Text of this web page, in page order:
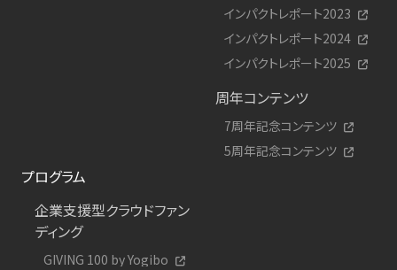
インパクトレポート2023
インパクトレポート2024
インパクトレポート2025
周年コンテンツ
7周年記念コンテンツ
5周年記念コンテンツ
プログラム
企業支援型クラウドファン
ディング
GIVING 100 by Yogibo